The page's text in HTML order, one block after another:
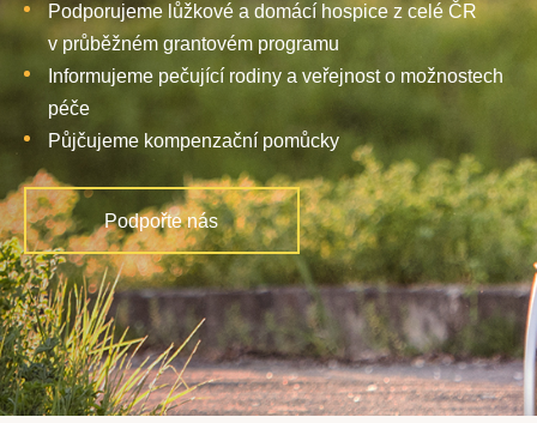
Podporujeme lůžkové a domácí hospice z celé ČR
v průběžném grantovém programu
Informujeme pečující rodiny a veřejnost o možnostech
péče
Půjčujeme kompenzační pomůcky
Podpořte nás